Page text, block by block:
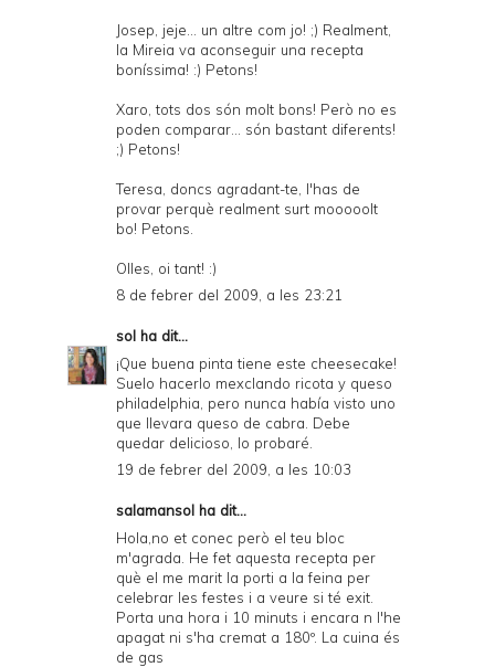
Josep, jeje... un altre com jo! ;) Realment,
la Mireia va aconseguir una recepta
boníssima! :) Petons!
Xaro, tots dos són molt bons! Però no es
poden comparar... són bastant diferents!
;) Petons!
Teresa, doncs agradant-te, l'has de
provar perquè realment surt mooooolt
bo! Petons.
Olles, oi tant! :)
8 de febrer del 2009, a les 23:21
sol ha dit...
¡Que buena pinta tiene este cheesecake!
Suelo hacerlo mexclando ricota y queso
philadelphia, pero nunca había visto uno
que llevara queso de cabra. Debe
quedar delicioso, lo probaré.
19 de febrer del 2009, a les 10:03
salamansol ha dit...
Hola,no et conec però el teu bloc
m'agrada. He fet aquesta recepta per
què el me marit la porti a la feina per
celebrar les festes i a veure si té exit.
Porta una hora i 10 minuts i encara n l'he
apagat ni s'ha cremat a 180º. La cuina és
de gas